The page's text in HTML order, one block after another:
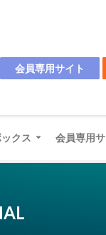
会員専用サイト
クス 会員専用